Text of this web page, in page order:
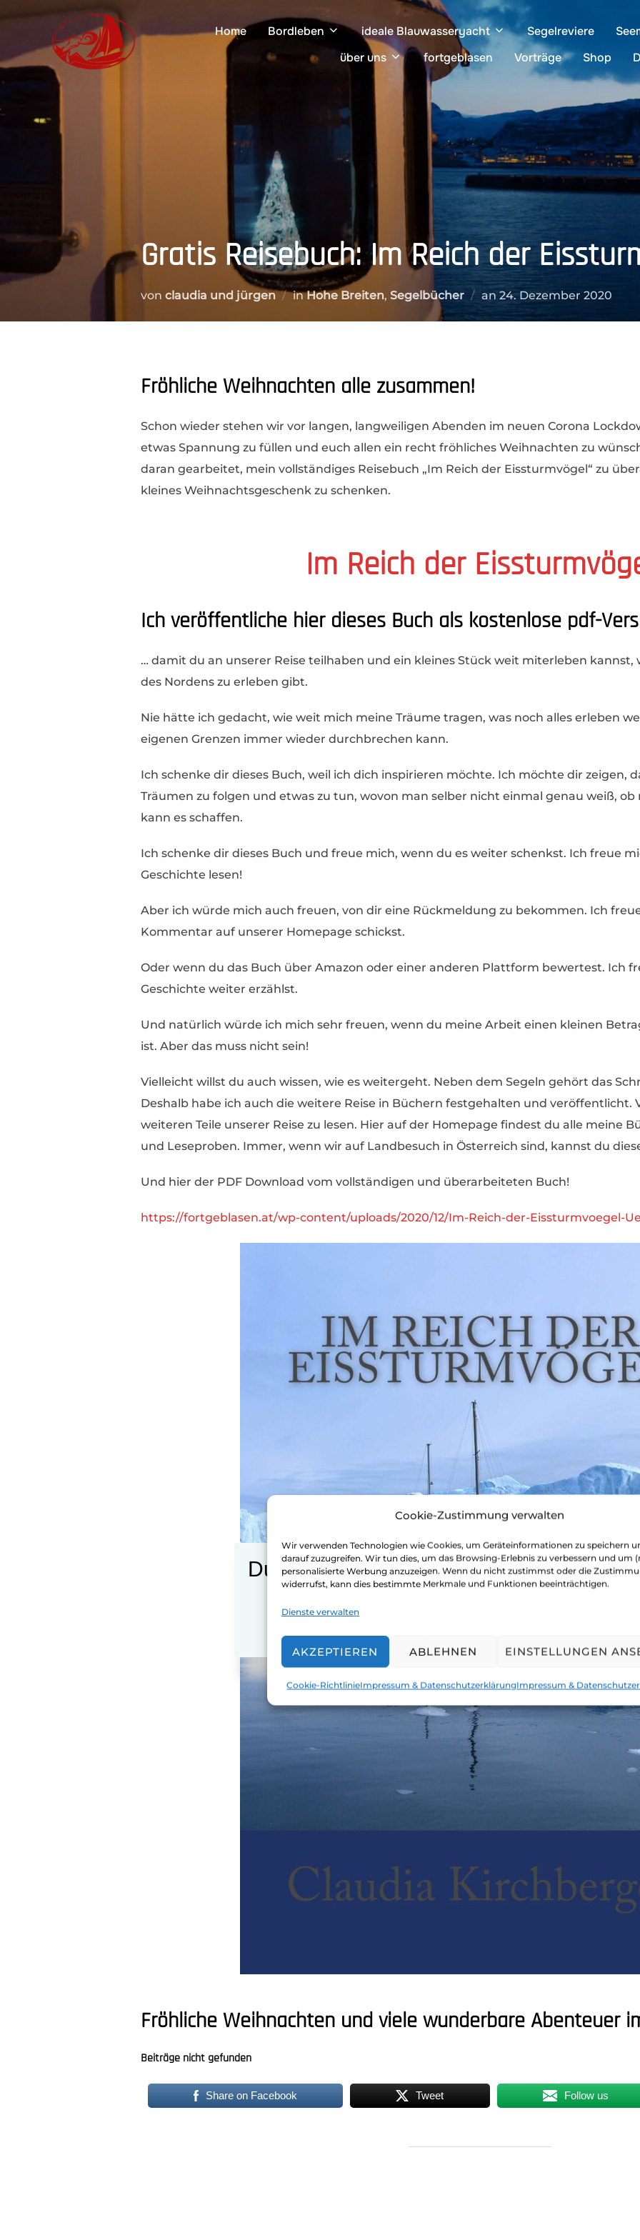
Cookie-Zustimmung verwalten
Wir verwenden Technologien wie Cookies, um Geräteinformationen zu speichern
darauf zuzugreifen. Wir tun dies, um das Browsing-Erlebnis zu verbessern und um
personalisierte Werbung anzuzeigen. Wenn du nicht zustimmst oder die
widerrufst, kann dies bestimmte Merkmale und Funktionen beeinträchtigen.
Dienste verwalten
AKZEPTIEREN ABLEHNEN EINSTELLUNGEN
Cookie-RichtlinieImpressum & DatenschutzerklärungImpressum &
springen
Home Bordleben ideale Blauwasseryacht Segelreviere
über uns
fortgeblasen Vorträge Shop
Gratis Reisebuch: Im Reich der
von claudia und jürgen inHohe Breiten, Segelbücher an Veröffentlicht
am
24. Dezember 2020
Fröhliche Weihnachten alle zusammen!
Schon wieder stehen wir vor langen, langweiligen Abenden im neuen Corona
etwas Spannung zu füllen und euch allen ein recht fröhliches Weihnachten zu
daran gearbeitet, mein vollständiges Reisebuch „Im Reich der Eissturmvögel“ zu
kleines Weihnachtsgeschenk zu schenken.
Im Reich der
Ich veröffentliche hier dieses Buch als kostenlose pdf-
… damit du an unserer Reise teilhaben und ein kleines Stück weit miterleben kannst,
des Nordens zu erleben gibt.
Nie hätte ich gedacht, wie weit mich meine Träume tragen, was noch alles erleben
eigenen Grenzen immer wieder durchbrechen kann.
Ich schenke dir dieses Buch, weil ich dich inspirieren möchte. Ich möchte dir zeigen,
Träumen zu folgen und etwas zu tun, wovon man selber nicht einmal genau weiß, ob
kann es schaffen.
Ich schenke dir dieses Buch und freue mich, wenn du es weiter schenkst. Ich freue
Geschichte lesen!
Aber ich würde mich auch freuen, von dir eine Rückmeldung zu bekommen. Ich
Kommentar auf unserer Homepage schickst.
Oder wenn du das Buch über Amazon oder einer anderen Plattform bewertest. Ich
Geschichte weiter erzählst.
Und natürlich würde ich mich sehr freuen, wenn du meine Arbeit einen kleinen
ist. Aber das muss nicht sein!
Vielleicht willst du auch wissen, wie es weitergeht. Neben dem Segeln gehört das
Deshalb habe ich auch die weitere Reise in Büchern festgehalten und veröffentlicht.
weiteren Teile unserer Reise zu lesen. Hier auf der Homepage findest du alle meine
und Leseproben. Immer, wenn wir auf Landbesuch in Österreich sind, kannst du
Und hier der PDF Download vom vollständigen und überarbeiteten Buch!
https://fortgeblasen.at/wp-content/uploads/2020/12/Im-Reich-der-Eissturmvoegel-
Fröhliche Weihnachten und viele wunderbare Abenteuer
Beiträge nicht gefunden
Share on Facebook Tweet Follow us
Du findest unsere Seite gut? Bitte sag's